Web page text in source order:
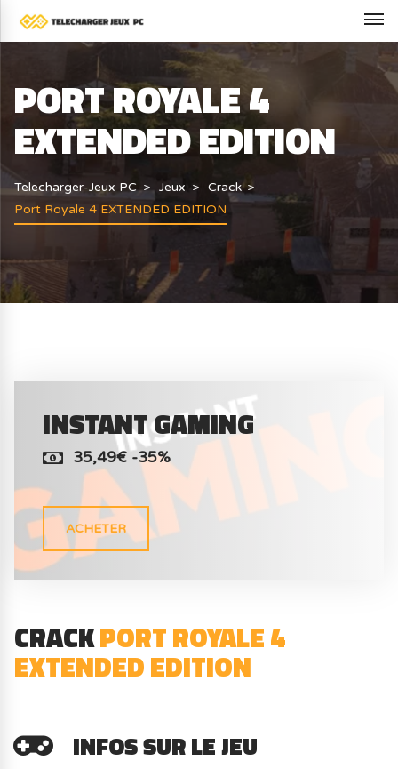
PORT ROYALE 4
EXTENDED EDITION
Telecharger-Jeux PC Jeux
Crack
Port Royale 4 EXTENDED EDITION
INSTANT GAMING
35,49€ -35%
ACHETER
CRACKPORT ROYALE 4
EXTENDED EDITION
INFOS SUR LE JEU